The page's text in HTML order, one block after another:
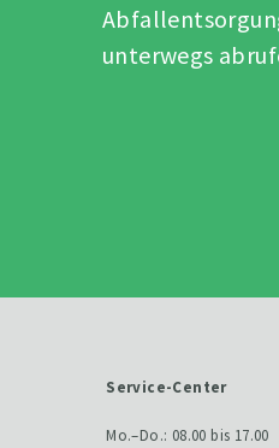
unterwegs
Service-Center
Mo.–Do.: 08.00 bis 17.00